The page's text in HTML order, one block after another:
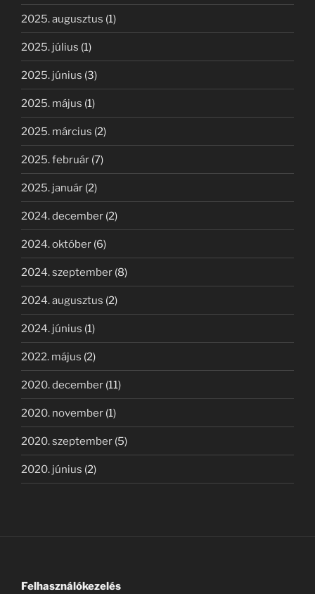
2025. augusztus (1)
2025. július (1)
2025. június (3)
2025. május (1)
2025. március (2)
2025. február (7)
2025. január (2)
2024. december (2)
2024. október (6)
2024. szeptember (8)
2024. augusztus (2)
2024. június (1)
2022. május (2)
2020. december (11)
2020. november (1)
2020. szeptember (5)
2020. június (2)
Felhasználókezelés